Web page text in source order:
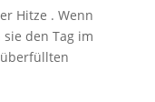
Hitze . Wenn
den Tag im